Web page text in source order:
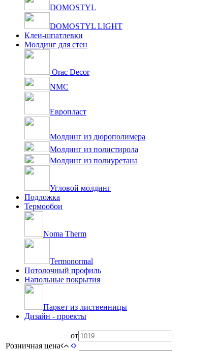
DOMOSTYL
DOMOSTYL LIGHT
Клеи-шпатлевки
Молдинг для стен
Orac Decor
NMC
Европласт
Молдинг из дюрополимера
Молдинг из полистирола
Молдинг из полиуретана
Угловой молдинг
Подложка
Термообои
Noma Therm
Termonormal
Потолочный профиль
Напольные покрытия
Паркет из лиственницы
Дизайн - проекты
Розничная цена
от